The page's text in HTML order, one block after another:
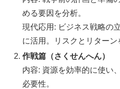
める要因を分析。
現代応用: ビジネス戦略の
に活用。リスクとリターン
作戦篇（さくせんへん）
内容: 資源を効率的に使い
必要性。